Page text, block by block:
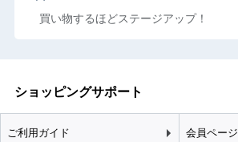
買い物するほどステージアップ！
ショッピングサポート
ご利用ガイド 会員ページ